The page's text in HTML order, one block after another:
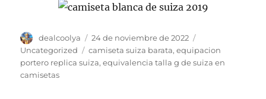
Autor
dealcoolya
Publicado
el
24 de noviembre de 2022
Uncategorized
Etiquetas
camiseta suiza barata,equipacion
portero replica suiza,equivalencia talla g de suiza en
camisetas